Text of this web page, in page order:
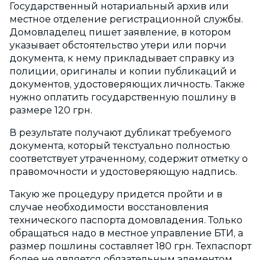
Государственный нотариальный архив или
местное отделение регистрационной службы.
Домовладелец пишет заявление, в котором
указывает обстоятельство утери или порчи
документа, к нему прикладывает справку из
полиции, оригиналы и копии публикаций и
документов, удостоверяющих личность. Также
нужно оплатить государственную пошлину в
размере 120 грн.
В результате получают дубликат требуемого
документа, который текстуально полностью
соответствует утраченному, содержит отметку о
правомочности и удостоверяющую надпись.
Такую же процедуру придется пройти и в
случае необходимости восстановления
технического паспорта домовладения. Только
обращаться надо в местное управление БТИ, а
размер пошлины составляет 180 грн. Техпаспорт